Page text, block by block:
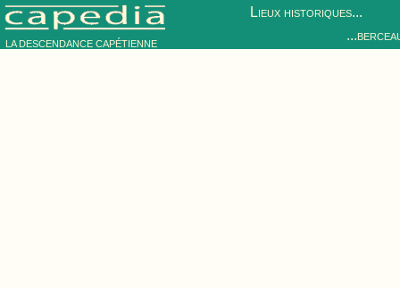
LA DESCENDANCE CAPÉTIENNE
Lieux historiques...